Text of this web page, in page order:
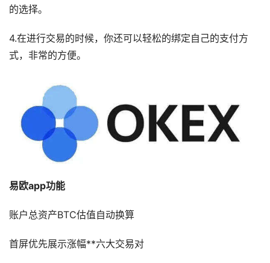
的选择。
4.在进行交易的时候，你还可以轻松的绑定自己的支付方
式，非常的方便。
易欧app功能
账户总资产BTC估值自动换算
首屏优先展示涨幅**六大交易对